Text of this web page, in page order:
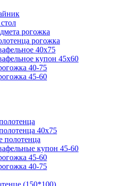
рогожка
рогожка
40х75
купон 45х60
40-75
45-60
40х75
полотенца
купон 45-60
45-60
40-75
(150*100)